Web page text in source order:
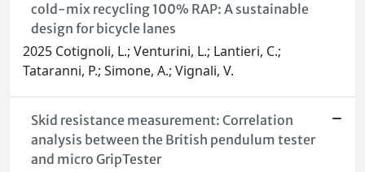
cold-mix recycling 100​% RAP: A sustainable
design for bicycle lanes
2025 Cotignoli, L.; Venturini, L.; Lantieri, C.;
Tataranni, P.; Simone, A.; Vignali, V.
Skid resistance measurement: Correlation
analysis between the British pendulum tester
and micro GripTester